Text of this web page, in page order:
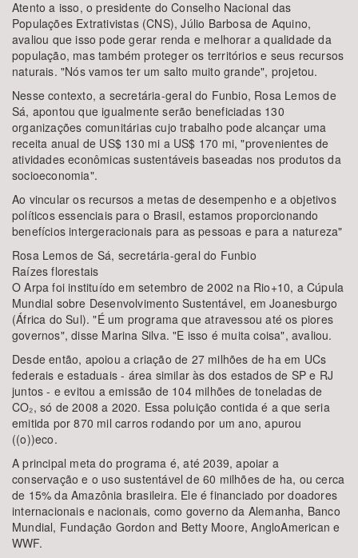
Atento a isso, o presidente do Conselho Nacional das
Populações Extrativistas (CNS), Júlio Barbosa de Aquino,
avaliou que isso pode gerar renda e melhorar a qualidade da
população, mas também proteger os territórios e seus recursos
naturais. "Nós vamos ter um salto muito grande", projetou.
Nesse contexto, a secretária-geral do Funbio, Rosa Lemos de
Sá, apontou que igualmente serão beneficiadas 130
organizações comunitárias cujo trabalho pode alcançar uma
receita anual de US$ 130 mi a US$ 170 mi, "provenientes de
atividades econômicas sustentáveis baseadas nos produtos da
socioeconomia".
Ao vincular os recursos a metas de desempenho e a objetivos
políticos essenciais para o Brasil, estamos proporcionando
benefícios intergeracionais para as pessoas e para a natureza"
Rosa Lemos de Sá, secretária-geral do Funbio
Raízes florestais
O Arpa foi instituído em setembro de 2002 na Rio+10, a Cúpula
Mundial sobre Desenvolvimento Sustentável, em Joanesburgo
(África do Sul). "É um programa que atravessou até os piores
governos", disse Marina Silva. "E isso é muita coisa", avaliou.
Desde então, apoiou a criação de 27 milhões de ha em UCs
federais e estaduais - área similar às dos estados de SP e RJ
juntos - e evitou a emissão de 104 milhões de toneladas de
CO₂, só de 2008 a 2020. Essa poluição contida é a que seria
emitida por 870 mil carros rodando por um ano, apurou
((o))eco.
A principal meta do programa é, até 2039, apoiar a
conservação e o uso sustentável de 60 milhões de ha, ou cerca
de 15% da Amazônia brasileira. Ele é financiado por doadores
internacionais e nacionais, como governo da Alemanha, Banco
Mundial, Fundação Gordon and Betty Moore, AngloAmerican e
WWF.